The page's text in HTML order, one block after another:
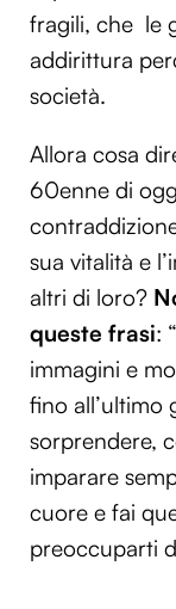
fragili, che le
addirittura
società.
Allora cosa
60enne di
sua vitalità e
altri di loro?
queste frasi:
immagini e
fino all’ultimo
sorprendere,
imparare
cuore e fai
preoccuparti